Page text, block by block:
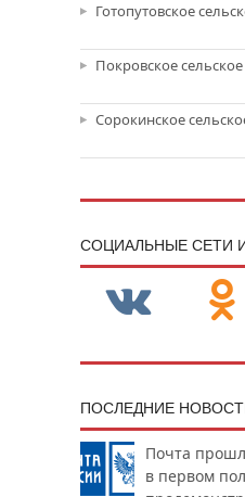
Готопутовское
Покровское
Сорокинское
CОЦИАЛЬНЫЕ СЕТИ И
ПОСЛЕДНИЕ
Почта
в первом